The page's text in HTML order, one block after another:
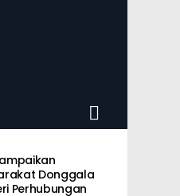
Donggala
Perhubungan